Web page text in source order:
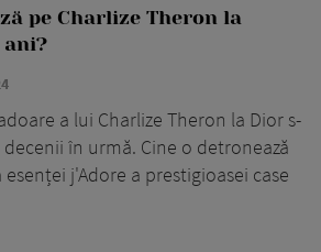
pe Charlize Theron la
ani?
a lui Charlize Theron la Dior s-
în urmă. Cine o detronează
j'Adore a prestigioasei case